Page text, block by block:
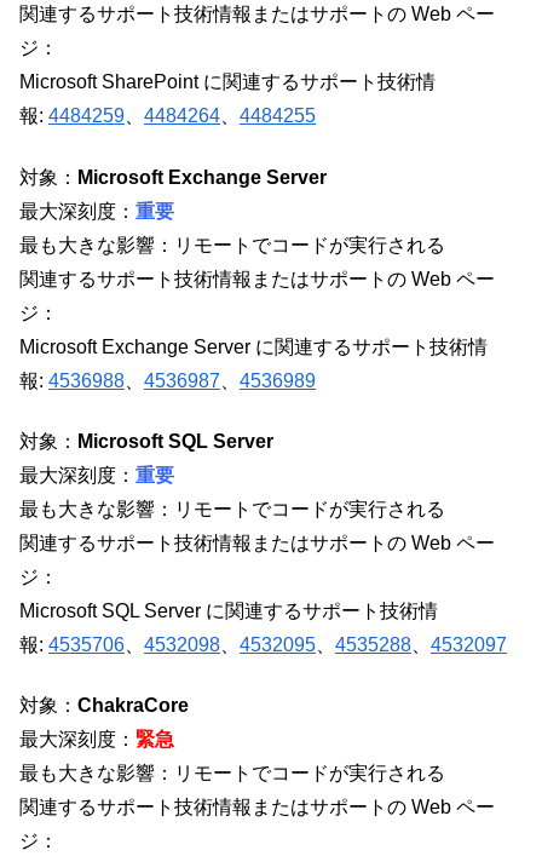
関連するサポート技術情報またはサポートの Web ペー
ジ：
Microsoft SharePoint に関連するサポート技術情
報: 4484259 4484264 4484255
対象： Microsoft Exchange Server
最大深刻度： 重要
最も大きな影響：リモートでコードが実行される
関連するサポート技術情報またはサポートの Web ペー
ジ：
Microsoft Exchange Server に関連するサポート技術情
報: 4536988 4536987 4536989
対象： Microsoft SQL Server
最大深刻度： 重要
最も大きな影響：リモートでコードが実行される
関連するサポート技術情報またはサポートの Web ペー
ジ：
Microsoft SQL Server に関連するサポート技術情
報: 4535706 4532098 4532095 4535288 4532097
対象： ChakraCore
最大深刻度： 緊急
最も大きな影響：リモートでコードが実行される
関連するサポート技術情報またはサポートの Web ペー
ジ：